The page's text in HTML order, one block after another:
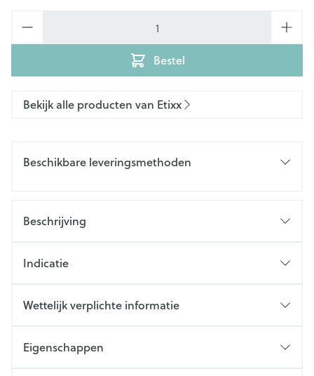
Bestel
Bekijk alle producten van Etixx
Beschikbare leveringsmethoden
Beschrijving
Indicatie
Wettelijk verplichte informatie
Eigenschappen